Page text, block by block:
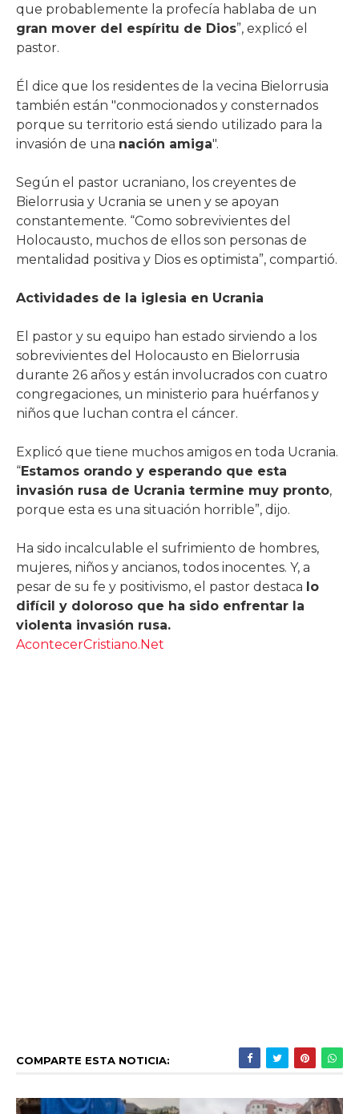
que probablemente la profecía hablaba de un
gran mover del espíritu de Dios”, explicó el
pastor.
Él dice que los residentes de la vecina Bielorrusia
también están "conmocionados y consternados
porque su territorio está siendo utilizado para la
invasión de una nación amiga".
Según el pastor ucraniano, los creyentes de
Bielorrusia y Ucrania se unen y se apoyan
constantemente. “Como sobrevivientes del
Holocausto, muchos de ellos son personas de
mentalidad positiva y Dios es optimista”, compartió.
Actividades de la iglesia en Ucrania
El pastor y su equipo han estado sirviendo a los
sobrevivientes del Holocausto en Bielorrusia
durante 26 años y están involucrados con cuatro
congregaciones, un ministerio para huérfanos y
niños que luchan contra el cáncer.
Explicó que tiene muchos amigos en toda Ucrania.
“Estamos orando y esperando que esta
invasión rusa de Ucrania termine muy pronto,
porque esta es una situación horrible”, dijo.
Ha sido incalculable el sufrimiento de hombres,
mujeres, niños y ancianos, todos inocentes. Y, a
pesar de su fe y positivismo, el pastor destaca lo
difícil y doloroso que ha sido enfrentar la
violenta invasión rusa.
AcontecerCristiano.Net
COMPARTE ESTA NOTICIA: